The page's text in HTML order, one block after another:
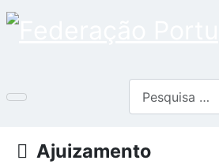
Pasta
Ajuizamento